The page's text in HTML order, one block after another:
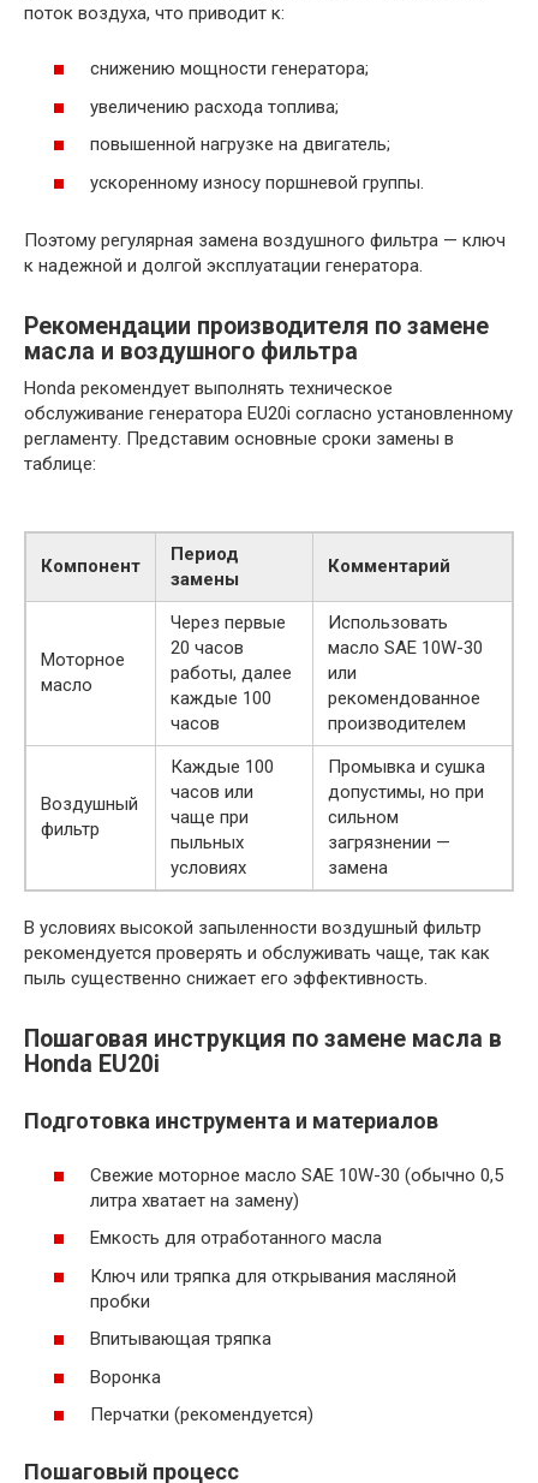
поток воздуха, что приводит к:
снижению мощности генератора;
увеличению расхода топлива;
повышенной нагрузке на двигатель;
ускоренному износу поршневой группы.
Поэтому регулярная замена воздушного фильтра — ключ
к надежной и долгой эксплуатации генератора.
Рекомендации производителя по замене
масла и воздушного фильтра
Honda рекомендует выполнять техническое
обслуживание генератора EU20i согласно установленному
регламенту. Представим основные сроки замены в
таблице:
Компонент
Период
замены
Комментарий
Моторное
масло
Через первые
20 часов
работы, далее
каждые 100
часов
Использовать
масло SAE 10W-30
или
рекомендованное
производителем
Воздушный
фильтр
Каждые 100
часов или
чаще при
пыльных
условиях
Промывка и сушка
допустимы, но при
сильном
загрязнении —
замена
В условиях высокой запыленности воздушный фильтр
рекомендуется проверять и обслуживать чаще, так как
пыль существенно снижает его эффективность.
Пошаговая инструкция по замене масла в
Honda EU20i
Подготовка инструмента и материалов
Свежие моторное масло SAE 10W-30 (обычно 0,5
литра хватает на замену)
Емкость для отработанного масла
Ключ или тряпка для открывания масляной
пробки
Впитывающая тряпка
Воронка
Перчатки (рекомендуется)
Пошаговый процесс